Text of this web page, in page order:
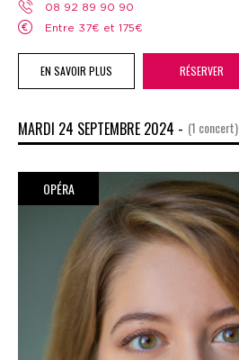
08 92 89 90 90
Entre 37€ et 175€
EN SAVOIR PLUS RÉSERVER
MARDI 24 SEPTEMBRE 2024 - (1 concert)
OPÉRA